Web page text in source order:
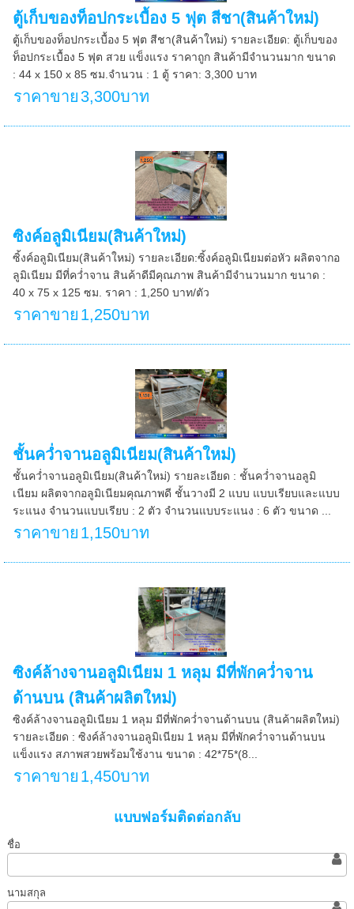
ตู้เก็บของท็อปกระเบื้อง 5 ฟุต สีชา(สินค้าใหม่)
ตู้เก็บของท็อปกระเบื้อง 5 ฟุต สีชา(สินค้าใหม่) รายละเอียด: ตู้เก็บของ
ท็อปกระเบื้อง 5 ฟุต สวย แข็งแรง ราคาถูก สินค้ามีจำนวนมาก ขนาด
: 44 x 150 x 85 ซม.จำนวน : 1 ตู้ ราคา: 3,300 บาท
ราคาขาย3,300บาท
ซิงค์อลูมิเนียม(สินค้าใหม่)
ซิ้งค์อลูมิเนียม(สินค้าใหม่) รายละเอียด:ซิ้งค์อลูมิเนียมต่อหัว ผลิตจากอ
ลูมิเนียม มีที่คว่ำจาน สินค้าดีมีคุณภาพ สินค้ามีจำนวนมาก ขนาด :
40 x 75 x 125 ซม. ราคา : 1,250 บาท/ตัว
ราคาขาย 1,250บาท
ชั้นคว่ำจานอลูมิเนียม(สินค้าใหม่)
ชั้นคว่ำจานอลูมิเนียม(สินค้าใหม่) รายละเอียด : ชั้นคว่ำจานอลูมิ
เนียม ผลิตจากอลูมิเนียมคุณภาพดี ชั้นวางมี 2 แบบ แบบเรียบและแบบ
ระแนง จำนวนแบบเรียบ : 2 ตัว จำนวนแบบระแนง : 6 ตัว ขนาด ...
ราคาขาย 1,150บาท
ซิงค์​ล้างจานอลูมิเนียม 1 หลุม มีที่พัก​คว่ำจาน
ด้านบน (สินค้าผลิตใหม่)
ซิงค์​ล้างจานอลูมิเนียม 1 หลุม มีที่พัก​คว่ำจานด้านบน (สินค้าผลิตใหม่)
รายละเอียด : ซิงค์​ล้างจานอลูมิเนียม 1 หลุม มีที่พัก​คว่ำจานด้านบน
แข็งแรง สภาพสวยพร้อมใช้งาน ขนาด : 42*75*(8...
ราคาขาย 1,450บาท
แบบฟอร์มติดต่อกลับ
ชื่อ
นามสกุล